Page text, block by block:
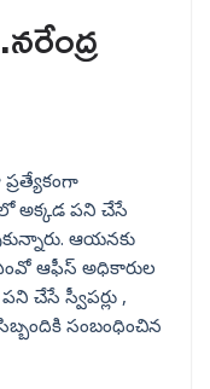
అక్కడ పని చేసే
ఆయనకు
ఆఫీస్ అధికారుల
చేసే స్వీపర్లు ,
సిబ్బందికి సంబంధించిన